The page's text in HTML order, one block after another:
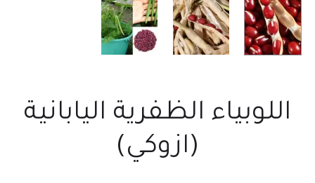
اللوبياء الظفرية اليابانية
(ازوكي)